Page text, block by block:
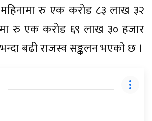
रु एक करोड ८३ लाख ३२
रु एक करोड ६९ लाख ३० हजार
बढी राजस्व सङ्कलन भएको छ ।